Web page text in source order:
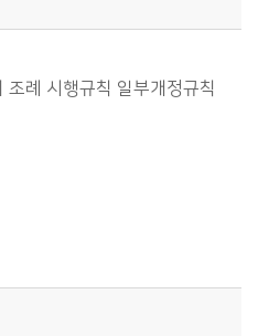
조례 시행규칙 일부개정규칙